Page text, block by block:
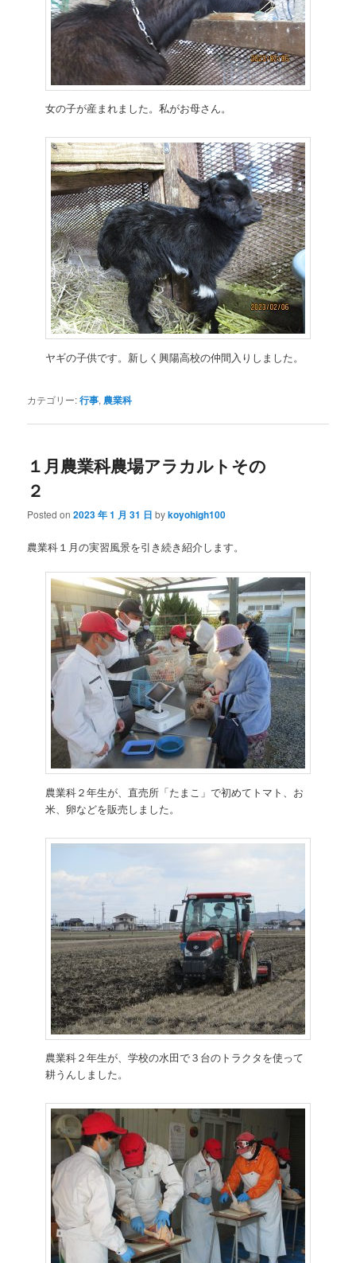
女の子が産まれました。私がお母さん。
ヤギの子供です。新しく興陽高校の仲間入りしました。
カテゴリー:行事, 農業科
１月農業科農場アラカルトその
２
Posted on2023 年 1 月 31 日 bykoyohigh100
農業科１月の実習風景を引き続き紹介します。
農業科２年生が、直売所「たまこ」で初めてトマト、お
米、卵などを販売しました。
農業科２年生が、学校の水田で３台のトラクタを使って
耕うんしました。